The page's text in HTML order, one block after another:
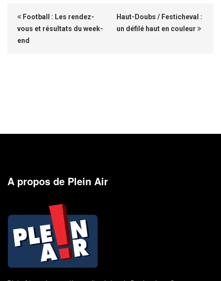
Football : Les rendez-
vous et résultats du week-
end
Haut-Doubs / Festicheval :
un défilé haut en couleur
A propos de Plein Air